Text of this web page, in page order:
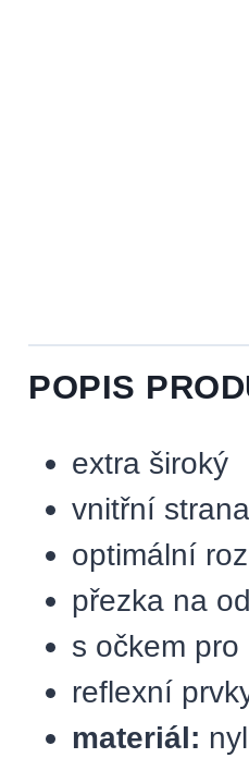
POPIS
extra široký
vnitřní
optimální
přezka na
s očkem
reflexní
materiál: